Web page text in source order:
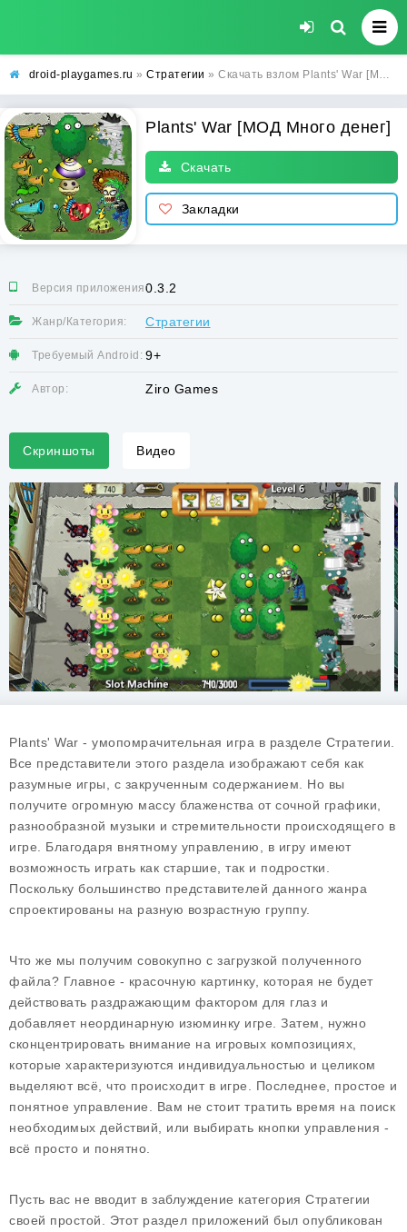
droid-playgames.ru » Стратегии » Скачать взлом Plants' War [МОД Много денег] - последняя версия apk на Андроид
Plants' War [МОД Много денег]
Скачать
Закладки
Версия приложения:0.3.2
Жанр/Категория: Стратегии
Требуемый Android: 9+
Автор: Ziro Games
Скриншоты Видео
Plants' War - умопомрачительная игра в разделе Стратегии.
Все представители этого раздела изображают себя как
разумные игры, с закрученным содержанием. Но вы
получите огромную массу блаженства от сочной графики,
разнообразной музыки и стремительности происходящего в
игре. Благодаря внятному управлению, в игру имеют
возможность играть как старшие, так и подростки.
Поскольку большинство представителей данного жанра
спроектированы на разную возрастную группу.
Что же мы получим совокупно с загрузкой полученного
файла? Главное - красочную картинку, которая не будет
действовать раздражающим фактором для глаз и
добавляет неординарную изюминку игре. Затем, нужно
сконцентрировать внимание на игровых композициях,
которые характеризуются индивидуальностью и целиком
выделяют всё, что происходит в игре. Последнее, простое и
понятное управление. Вам не стоит тратить время на поиск
необходимых действий, или выбирать кнопки управления -
всё просто и понятно.
Пусть вас не вводит в заблуждение категория Стратегии
своей простой. Этот раздел приложений был опубликован